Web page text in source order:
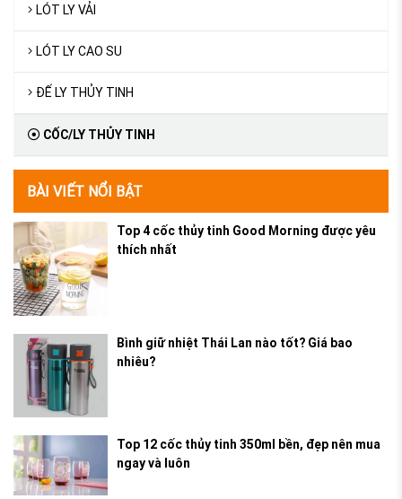
LÓT LY VẢI
LÓT LY CAO SU
ĐẾ LY THỦY TINH
CỐC/LY THỦY TINH
BÀI VIẾT NỔI BẬT
Top 4 cốc thủy tinh Good Morning được yêu
thích nhất
Bình giữ nhiệt Thái Lan nào tốt? Giá bao
nhiêu?
Top 12 cốc thủy tinh 350ml bền, đẹp nên mua
ngay và luôn